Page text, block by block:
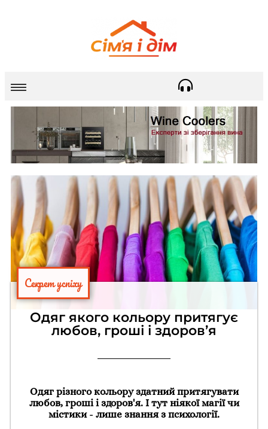
Секрет успіху
Одяг якого кольору притягує
любов, гроші і здоров’я
Одяг різного кольору здатний притягувати
любов, гроші і здоров'я. І тут ніякої магії чи
містики - лише знання з психології.